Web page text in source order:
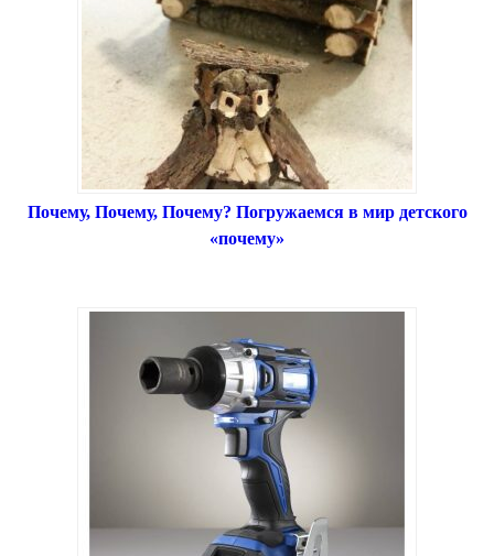
Почему, Почему, Почему? Погружаемся в мир детского
«почему»